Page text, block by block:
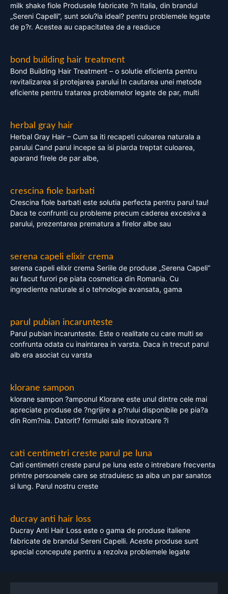
milk shake fiole Produsele fabricate ?n Italia, din brandul
„Sereni Capelli”, sunt solu?ia ideal? pentru problemele legate
de p?r. Acestea au capacitatea de a readuce
bond building hair treatment
Bond Building Hair Treatment – o solutie eficienta pentru
revitalizarea si protejarea parului In cautarea unei metode
eficiente pentru tratarea problemelor legate de par, multi
herbal gray hair
Herbal Gray Hair – Cum sa iti recapeti culoarea naturala a
parului Cand parul incepe sa isi piarda treptat culoarea,
aparand firele de par albe,
crescina fiole barbati
Crescina fiole barbati este solutia perfecta pentru parul tau!
Daca te confrunti cu probleme precum caderea excesiva a
parului, prezentarea prematura a firelor albe sau
serena capeli elixir crema
serena capeli elixir crema Seriile de produse „Serena Capeli”
au facut furori pe piata cosmetica din Romania. Cu
ingrediente naturale si o tehnologie avansata, gama
parul pubian incarunteste
Parul pubian incarunteste. Este o realitate cu care multi se
confrunta odata cu inaintarea in varsta. Daca in trecut parul
alb era asociat cu varsta
klorane sampon
klorane sampon ?amponul Klorane este unul dintre cele mai
apreciate produse de ?ngrijire a p?rului disponibile pe pia?a
din Rom?nia. Datorit? formulei sale inovatoare ?i
cati centimetri creste parul pe luna
Cati centimetri creste parul pe luna este o intrebare frecventa
printre persoanele care se straduiesc sa aiba un par sanatos
si lung. Parul nostru creste
ducray anti hair loss
Ducray Anti Hair Loss este o gama de produse italiene
fabricate de brandul Sereni Capelli. Aceste produse sunt
special concepute pentru a rezolva problemele legate